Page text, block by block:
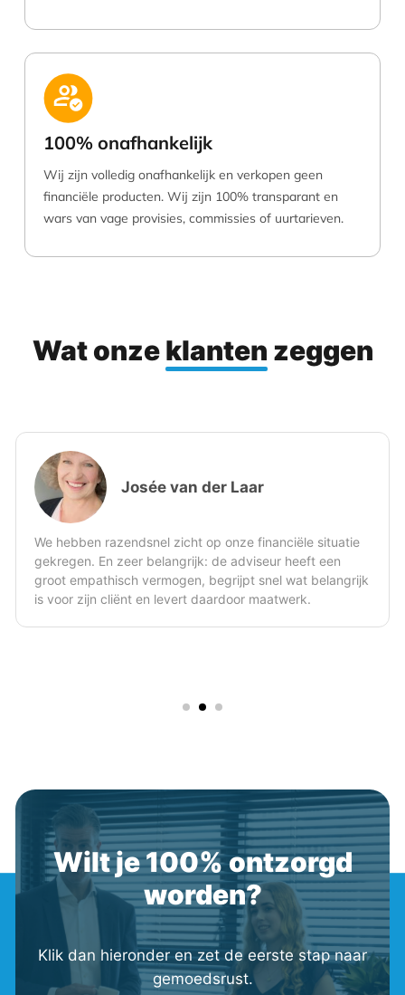
100% onafhankelijk
Wij zijn volledig onafhankelijk en verkopen geen
financiële producten. Wij zijn 100% transparant en
wars van vage provisies, commissies of uurtarieven.
Wat onzeklanten zeggen
situatie
een
belangrijk
Ik ben positief verrast over de rustige en
brengen rust in mijn hoofd over de
doelstelling nummer 1 van dit avontuur
bereikt. Ik raad een ieder, die inzicht wil
zijn/haar vermogens- en financiële
uitdaging aan te gaan om e.e.a. te laten
Wilt je 100% ontzorgd
worden?
Klik dan hieronder en zet de eerste stap naar
gemoedsrust.